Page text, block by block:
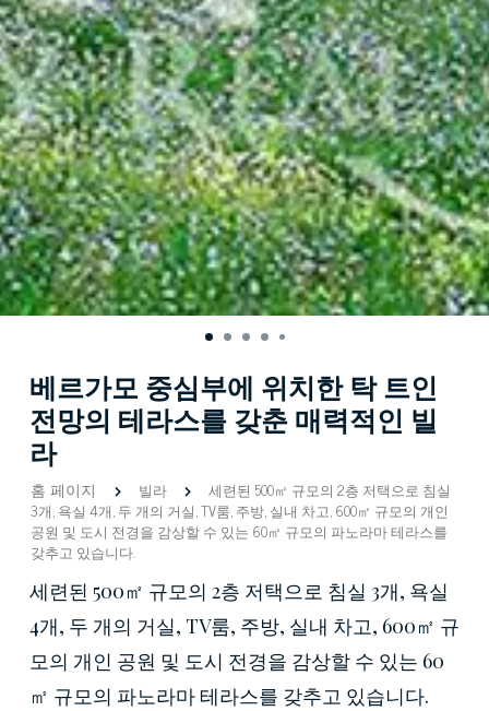
베르가모 중심부에 위치한 탁 트인
전망의 테라스를 갖춘 매력적인 빌
라
홈 페이지 빌라
세련된 500㎡ 규모의 2층 저택으로 침실
3개, 욕실 4개, 두 개의 거실, TV룸, 주방, 실내 차고, 600㎡ 규모의 개인
공원 및 도시 전경을 감상할 수 있는 60㎡ 규모의 파노라마 테라스를
갖추고 있습니다.
세련된 500㎡ 규모의 2층 저택으로 침실 3개, 욕실
4개, 두 개의 거실, TV룸, 주방, 실내 차고, 600㎡ 규
모의 개인 공원 및 도시 전경을 감상할 수 있는 60
㎡ 규모의 파노라마 테라스를 갖추고 있습니다.